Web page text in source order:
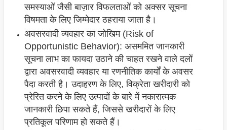
समस्याओं जैसी बाज़ार विफलताओं को अक्सर सूचना
विषमता के लिए जिम्मेदार ठहराया जाता है।
अवसरवादी व्यवहार का जोखिम (Risk of
Opportunistic Behavior): असममित जानकारी
सूचना लाभ का फायदा उठाने की चाहत रखने वाले दलों
द्वारा अवसरवादी व्यवहार या रणनीतिक कार्यों के अवसर
पैदा करती है। उदाहरण के लिए, विक्रेता खरीदारी को
प्रेरित करने के लिए उत्पादों के बारे में नकारात्मक
जानकारी छिपा सकते हैं, जिससे खरीदारों के लिए
प्रतिकूल परिणाम हो सकते हैं।